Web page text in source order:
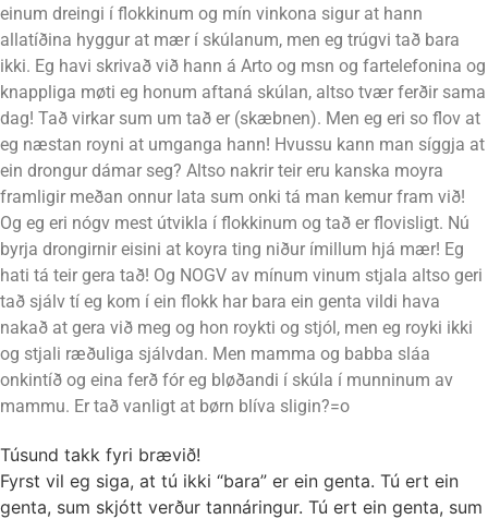
einum dreingi í flokkinum og mín vinkona sigur at hann
allatíðina hyggur at mær í skúlanum, men eg trúgvi tað bara
ikki. Eg havi skrivað við hann á Arto og msn og fartelefonina og
knappliga møti eg honum aftaná skúlan, altso tvær ferðir sama
dag! Tað virkar sum um tað er (skæbnen). Men eg eri so flov at
eg næstan royni at umganga hann! Hvussu kann man síggja at
ein drongur dámar seg? Altso nakrir teir eru kanska moyra
framligir meðan onnur lata sum onki tá man kemur fram við!
Og eg eri nógv mest útvikla í flokkinum og tað er flovisligt. Nú
byrja drongirnir eisini at koyra ting niður ímillum hjá mær! Eg
hati tá teir gera tað! Og NOGV av mínum vinum stjala altso geri
tað sjálv tí eg kom í ein flokk har bara ein genta vildi hava
nakað at gera við meg og hon roykti og stjól, men eg royki ikki
og stjali ræðuliga sjálvdan. Men mamma og babba sláa
onkintíð og eina ferð fór eg bløðandi í skúla í munninum av
mammu. Er tað vanligt at børn blíva sligin?=o
Túsund takk fyri brævið!
Fyrst vil eg siga, at tú ikki “bara” er ein genta. Tú ert ein
genta, sum skjótt verður tannáringur. Tú ert ein genta, sum